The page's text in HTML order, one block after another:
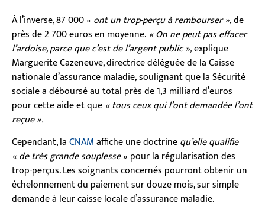
À l’inverse, 87 000 « ont un trop-perçu à rembourser »,de
près de 2 700 euros en moyenne.« On ne peut pas effacer
l’ardoise, parce que c’est de l’argent public »,explique
Marguerite Cazeneuve, directrice déléguée de la Caisse
nationale d’assurance maladie, soulignant que la Sécurité
sociale a déboursé au total près de 1,3 milliard d’euros
pour cette aide et que« tous ceux qui l’ont demandée l’ont
reçue ».
Cependant, laCNAMafficheune doctrinequ’elle qualifie
« de très grande souplesse» pour la régularisation des
trop-perçus. Les soignants concernés pourront obtenir un
échelonnement du paiement sur douze mois, sur simple
demande à leur caisse locale d’assurance maladie.